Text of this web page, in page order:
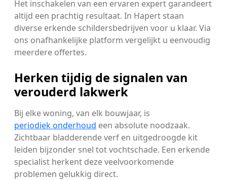
Het inschakelen van een ervaren expert garandeert
altijd een prachtig resultaat. In Hapert staan
diverse erkende schildersbedrijven voor u klaar. Via
ons onafhankelijke platform vergelijkt u eenvoudig
meerdere offertes.
Herken tijdig de signalen van
verouderd lakwerk
Bij elke woning, van elk bouwjaar, is
periodiek onderhoud een absolute noodzaak.
Zichtbaar bladderende verf en uitgedroogde kit
leiden bijzonder snel tot vochtschade. Een erkende
specialist herkent deze veelvoorkomende
problemen gelukkig direct.